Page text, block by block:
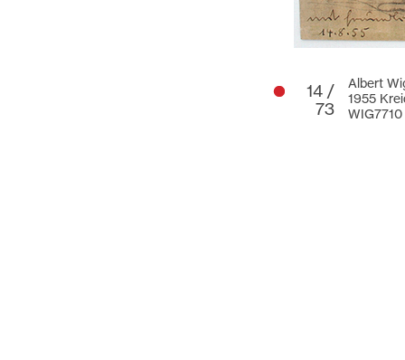
14 /
73
Albert
1955
WIG7710